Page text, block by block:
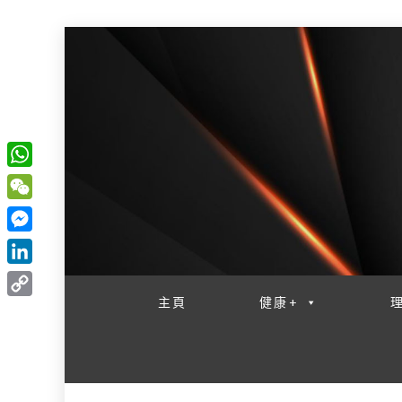
主頁 健康+
W
h
a
t
s
W
e
C
h
M
e
s
L
i